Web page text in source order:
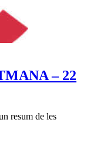
– 22
resum de les